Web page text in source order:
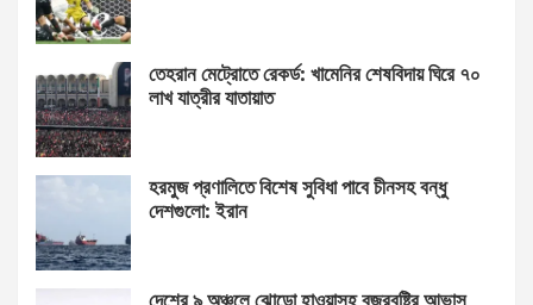
তেহরান মেট্রোতে রেকর্ড: খামেনির শেষবিদায় ঘিরে ৭০
লাখ যাত্রীর যাতায়াত
হরমুজ প্রণালিতে বিশেষ সুবিধা পাবে চীনসহ বন্ধু
দেশগুলো: ইরান